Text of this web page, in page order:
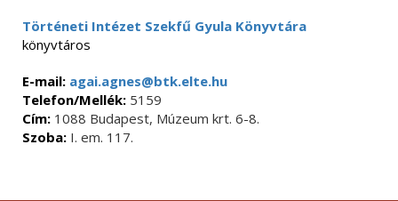
Történeti Intézet Szekfű Gyula Könyvtára
könyvtáros
E-mail: agai.agnes@btk.elte.hu
Telefon/Mellék: 5159
Cím: 1088 Budapest, Múzeum krt. 6-8.
Szoba: I. em. 117.